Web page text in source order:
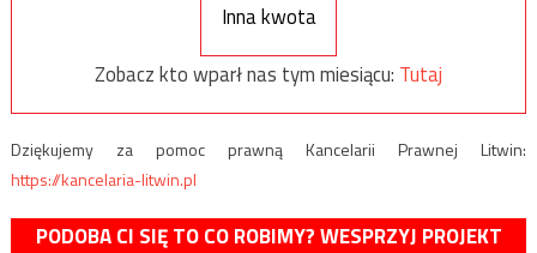
Inna kwota
Zobacz kto wparł nas tym miesiącu: Tutaj
Dziękujemy za pomoc prawną Kancelarii Prawnej Litwin:
https://kancelaria-litwin.pl
PODOBA CI SIĘ TO CO ROBIMY? WESPRZYJ PROJEKT